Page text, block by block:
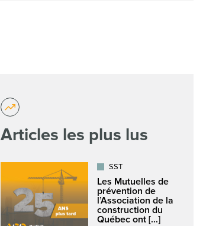
Articles les plus lus
SST
Les Mutuelles de
prévention de
l’Association de la
construction du
Québec ont [...]